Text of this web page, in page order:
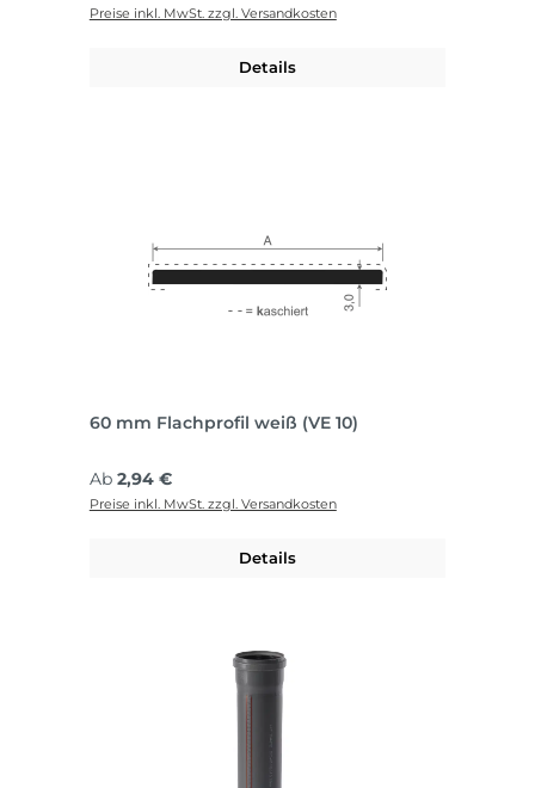
Preise inkl. MwSt. zzgl. Versandkosten
Details
60 mm Flachprofil weiß (VE 10)
Regulärer Preis:
Ab 2,94 €
Preise inkl. MwSt. zzgl. Versandkosten
Details